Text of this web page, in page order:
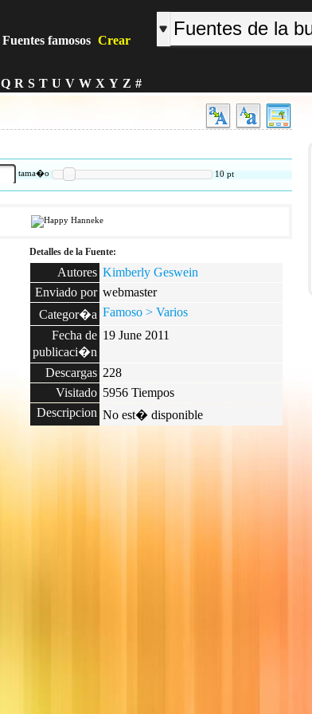
Fuentes famosos Crear
Q R S T U V W X Y Z #
tama�o 10 pt
Detalles de la Fuente:
Autores Kimberly Geswein
Enviado por webmaster
Categor�a Famoso > Varios
Fecha de
publicaci�n
19 June 2011
Descargas 228
Visitado 5956 Tiempos
Descripcion No est� disponible